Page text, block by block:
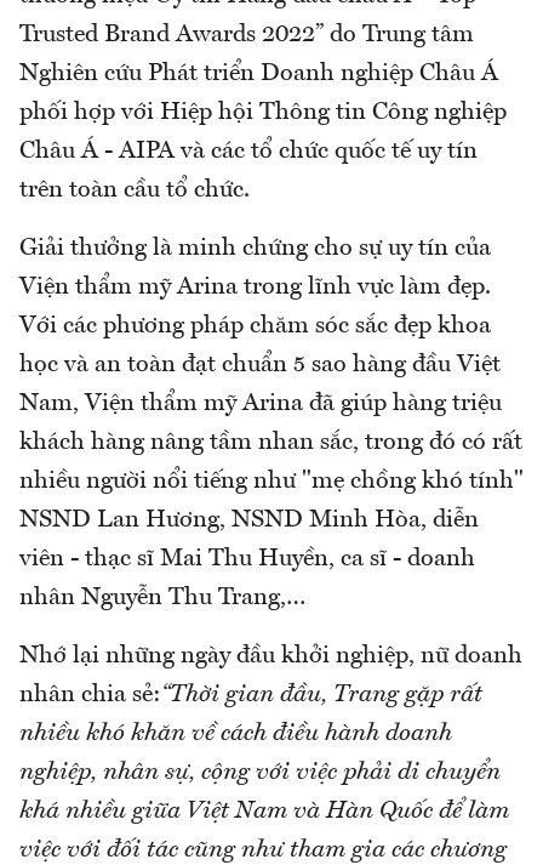
Trusted Brand Awards 2022” do Trung tâm
Nghiên cứu Phát triển Doanh nghiệp Châu Á
phối hợp với Hiệp hội Thông tin Công nghiệp
Châu Á - AIPA và các tổ chức quốc tế uy tín
trên toàn cầu tổ chức.
Giải thưởng là minh chứng cho sự uy tín của
Viện thẩm mỹ Arina trong lĩnh vực làm đẹp.
Với các phương pháp chăm sóc sắc đẹp khoa
học và an toàn đạt chuẩn 5 sao hàng đầu Việt
Nam, Viện thẩm mỹ Arina đã giúp hàng triệu
khách hàng nâng tầm nhan sắc, trong đó có rất
nhiều người nổi tiếng như "mẹ chồng khó tính"
NSND Lan Hương, NSND Minh Hòa, diễn
viên - thạc sĩ Mai Thu Huyền, ca sĩ - doanh
nhân Nguyễn Thu Trang,…
Nhớ lại những ngày đầu khởi nghiệp, nữ doanh
nhân chia sẻ: “Thời gian đầu, Trang gặp rất
nhiều khó khăn về cách điều hành doanh
nghiệp, nhân sự, cộng với việc phải di chuyển
khá nhiều giữa Việt Nam và Hàn Quốc để làm
việc với đối tác cũng như tham gia các chương